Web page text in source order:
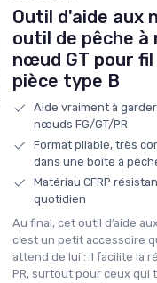
Outil d'aide aux
outil de pêche à
nœud GT pour fil
pièce type B
Aide vraiment à
nœuds FG/GT/PR
Format pliable, très
dans une boîte à
Matériau CFRP
quotidien
Au final, cet outil d’aide
c’est un petit accessoire
attend de lui : il facilite la
PR, surtout pour ceux qui